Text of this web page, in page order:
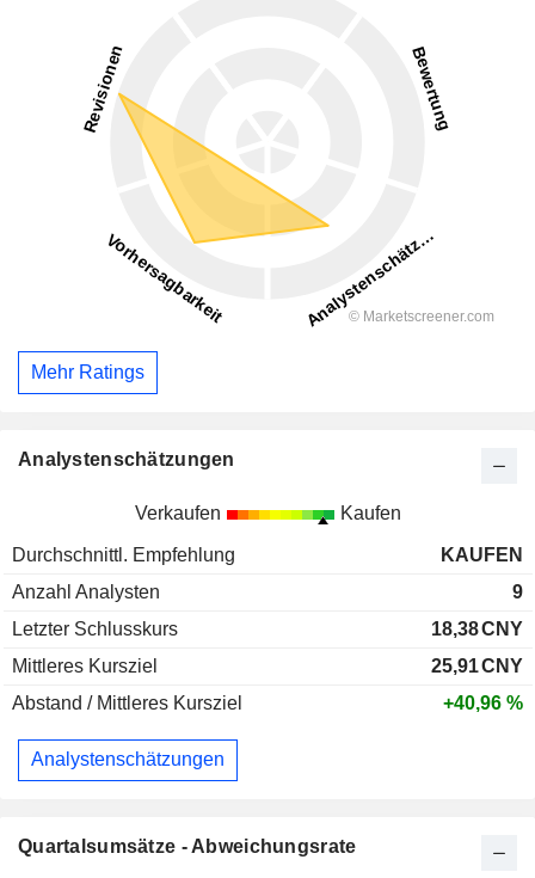
Mehr Ratings
Analystenschätzungen
Verkaufen Kaufen
Durchschnittl. Empfehlung
KAUFEN
Anzahl Analysten
9
Letzter Schlusskurs
18,38CNY
Mittleres Kursziel
25,91CNY
Abstand / Mittleres Kursziel
+40,96 %
Analystenschätzungen
Quartalsumsätze - Abweichungsrate